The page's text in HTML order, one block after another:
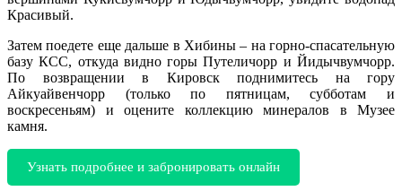
Красивый.
Затем поедете еще дальше в Хибины – на горно-спасательную
базу КСС, откуда видно горы Путеличорр и Йидычвумчорр.
По возвращении в Кировск поднимитесь на гору
Айкуайвенчорр (только по пятницам, субботам и
воскресеньям) и оцените коллекцию минералов в Музее
камня.
Узнать подробнее и забронировать онлайн